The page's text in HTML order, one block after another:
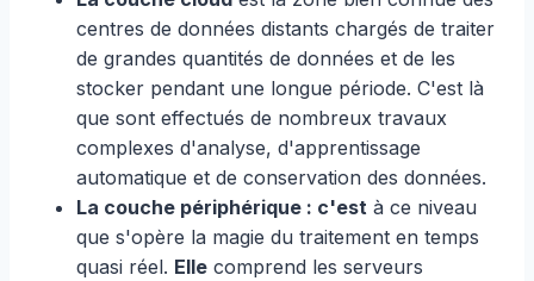
centres de données distants chargés de traiter
de grandes quantités de données et de les
stocker pendant une longue période. C'est là
que sont effectués de nombreux travaux
complexes d'analyse, d'apprentissage
automatique et de conservation des données.
La couche périphérique : c'est à ce niveau
que s'opère la magie du traitement en temps
quasi réel. Elle comprend les serveurs